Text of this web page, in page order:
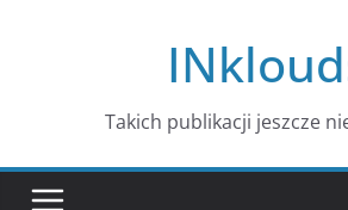
Takich publikacji jeszcze